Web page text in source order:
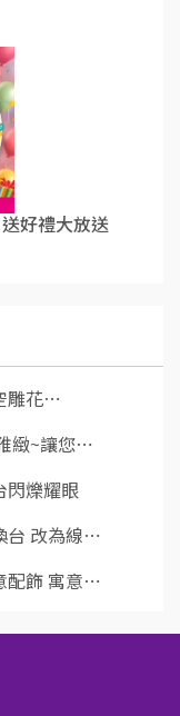
好禮大放送
雕花⋯
緻~讓您⋯
閃爍耀眼
台 改為線⋯
配飾 寓意⋯